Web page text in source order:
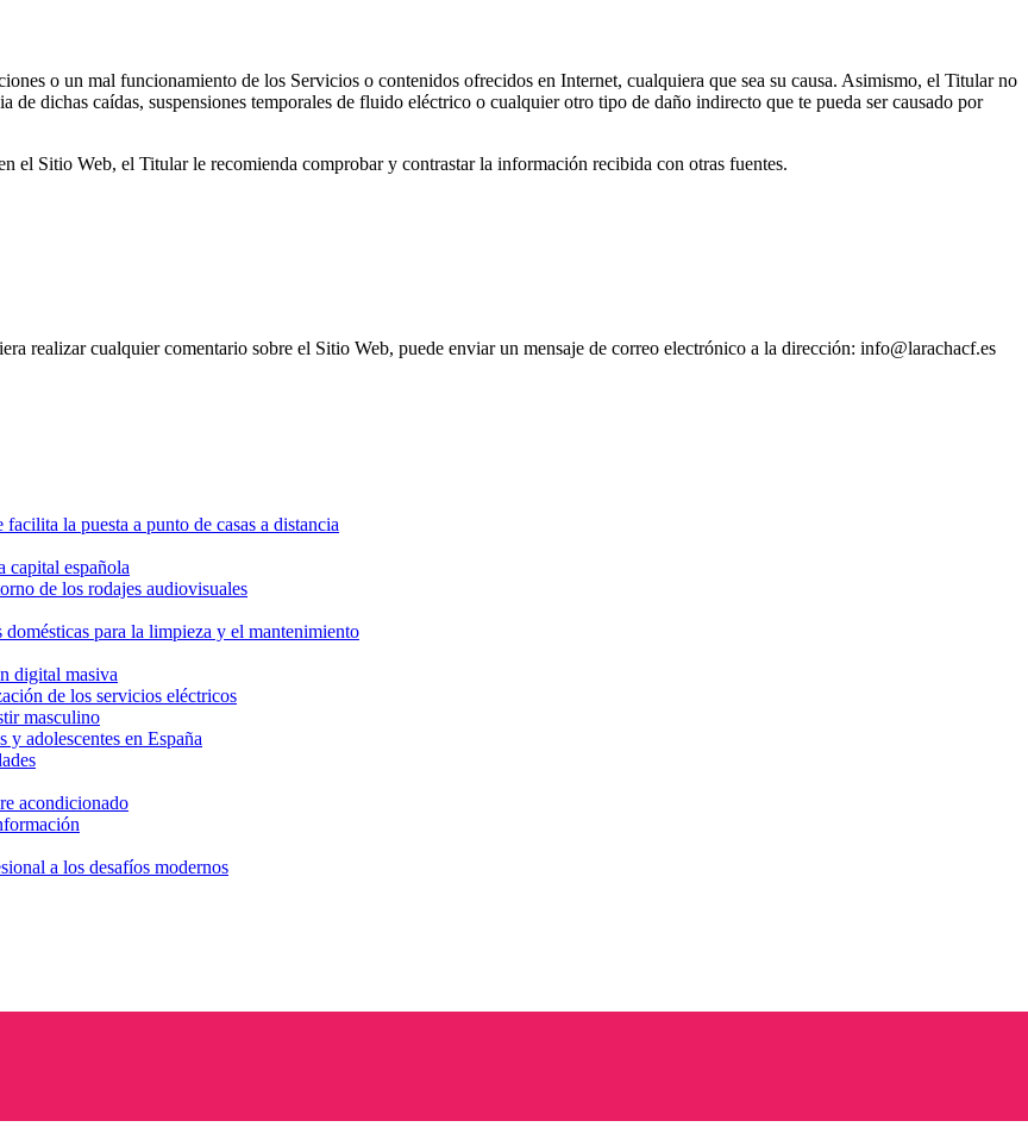
o un mal funcionamiento de los Servicios o contenidos ofrecidos en Internet, cualquiera que sea su causa. Asimismo, el Titular no
de dichas caídas, suspensiones temporales de fluido eléctrico o cualquier otro tipo de daño indirecto que te pueda ser causado por
el Sitio Web, el Titular le recomienda comprobar y contrastar la información recibida con otras fuentes.
realizar cualquier comentario sobre el Sitio Web, puede enviar un mensaje de correo electrónico a la dirección: info@larachacf.es
la puesta a punto de casas a distancia
capital española
de los rodajes audiovisuales
para la limpieza y el mantenimiento
digital masiva
de los servicios eléctricos
masculino
adolescentes en España
acondicionado
a los desafíos modernos